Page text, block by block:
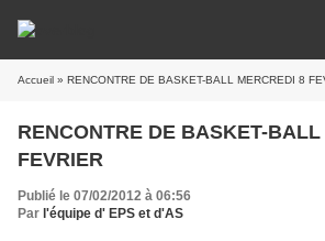
Accueil » RENCONTRE DE BASKET-BALL MERCREDI 8
RENCONTRE DE BASKET-
FEVRIER
Publié le 07/02/2012 à 06:56
Par l'équipe d' EPS et d'AS